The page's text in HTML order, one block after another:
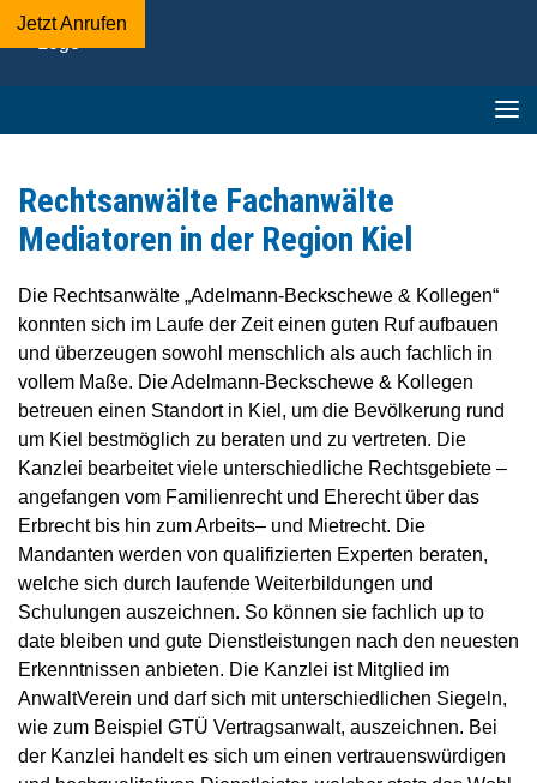
Jetzt Anrufen
Fachanwaltskanzlei
▪︎
Mediation
Rechtsanwälte Fachanwälte
Mediatoren in der Region Kiel
Die Rechtsanwälte „Adelmann-Beckschewe & Kollegen“
konnten sich im Laufe der Zeit einen guten Ruf aufbauen
und überzeugen sowohl menschlich als auch fachlich in
vollem Maße. Die Adelmann-Beckschewe & Kollegen
betreuen einen Standort in Kiel, um die Bevölkerung rund
um Kiel bestmöglich zu beraten und zu vertreten. Die
Kanzlei bearbeitet viele unterschiedliche Rechtsgebiete –
angefangen vom Familienrecht und Eherecht über das
Erbrecht bis hin zum Arbeits– und Mietrecht. Die
Mandanten werden von qualifizierten Experten beraten,
welche sich durch laufende Weiterbildungen und
Schulungen auszeichnen. So können sie fachlich up to
date bleiben und gute Dienstleistungen nach den neuesten
Erkenntnissen anbieten. Die Kanzlei ist Mitglied im
AnwaltVerein und darf sich mit unterschiedlichen Siegeln,
wie zum Beispiel GTÜ Vertragsanwalt, auszeichnen. Bei
der Kanzlei handelt es sich um einen vertrauenswürdigen